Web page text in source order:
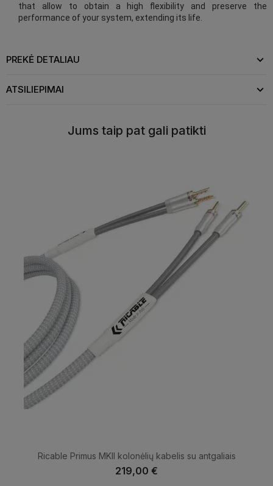
that allow to obtain a high flexibility and preserve the
performance of your system, extending its life.
PREKĖ DETALIAU
ATSILIEPIMAI
Jums taip pat gali patikti
Ricable Primus MKII kolonėlių kabelis su antgaliais
219,00 €